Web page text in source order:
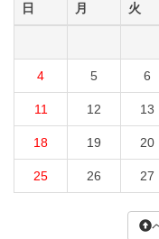
日 月 火
4 5 6
11 12 13
18 19 20
25 26 27